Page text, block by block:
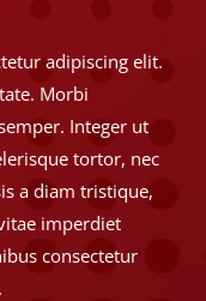
adipiscing elit.
Morbi
Integer ut
tortor, nec
a diam tristique,
imperdiet
consectetur